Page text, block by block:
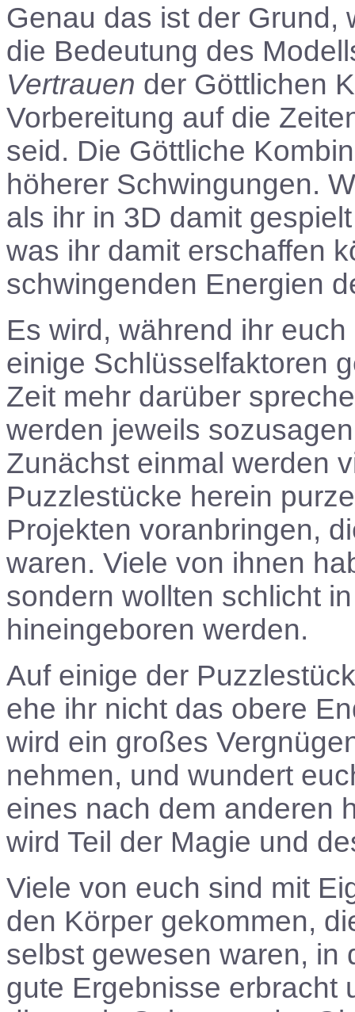
Genau das ist der Grund,
die Bedeutung des
Vertrauen der Göttlichen
Vorbereitung auf die
seid. Die Göttliche
höherer Schwingungen.
als ihr in 3D damit
was ihr damit erschaffen
schwingenden Energien
Es wird, während ihr
einige Schlüsselfaktoren
Zeit mehr darüber
werden jeweils
Zunächst einmal werden
Puzzlestücke herein
Projekten voranbringen,
waren. Viele von ihnen
sondern wollten schlicht
hineingeboren werden.
Auf einige der
ehe ihr nicht das obere
wird ein großes
nehmen, und wundert
eines nach dem anderen
wird Teil der Magie und
Viele von euch sind mit
den Körper gekommen,
selbst gewesen waren, in
gute Ergebnisse erbracht